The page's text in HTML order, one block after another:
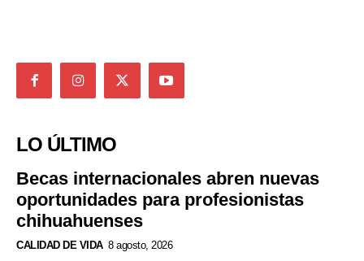
LO ÚLTIMO
Becas internacionales abren nuevas
oportunidades para profesionistas
chihuahuenses
CALIDAD DE VIDA 8 agosto, 2026